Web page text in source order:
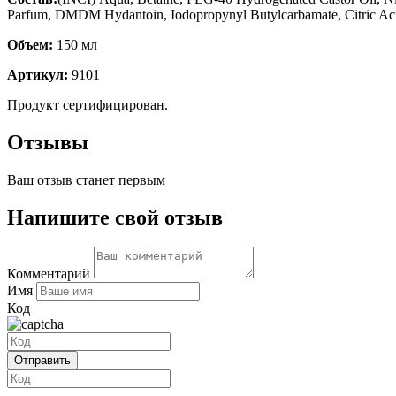
Parfum, DMDM Hydantoin, Iodopropynyl Butylcarbamate, Citric
Объем: 150 мл
Артикул: 9101
Продукт сертифицирован.
Отзывы
Ваш отзыв станет первым
Напишите свой отзыв
Комментарий
Имя
Код